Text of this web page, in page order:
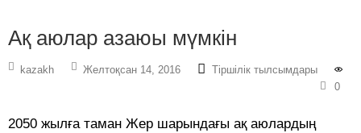
Ақ аюлар азаюы мүмкін
kazakh Желтоқсан 14, 2016
Тіршілік тылсымдары
0
2050 жылға таман Жер шарындағы ақ аюлардың